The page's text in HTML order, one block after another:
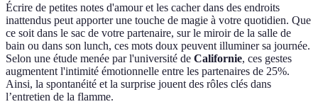
Écrire de petites notes d'amour et les cacher dans des endroits
inattendus peut apporter une touche de magie à votre quotidien. Que
ce soit dans le sac de votre partenaire, sur le miroir de la salle de
bain ou dans son lunch, ces mots doux peuvent illuminer sa journée.
Selon une étude menée par l'université de Californie, ces gestes
augmentent l'intimité émotionnelle entre les partenaires de 25%.
Ainsi, la spontanéité et la surprise jouent des rôles clés dans
l’entretien de la flamme.